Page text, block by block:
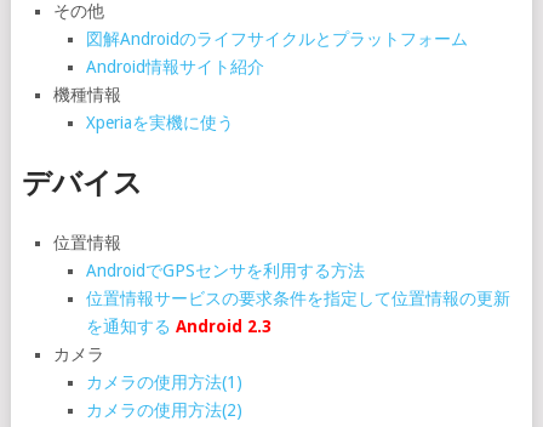
その他
図解Androidのライフサイクルとプラットフォーム
Android情報サイト紹介
機種情報
Xperiaを実機に使う
デバイス
位置情報
AndroidでGPSセンサを利用する方法
位置情報サービスの要求条件を指定して位置情報の更新
を通知する Android 2.3
カメラ
カメラの使用方法(1)
カメラの使用方法(2)